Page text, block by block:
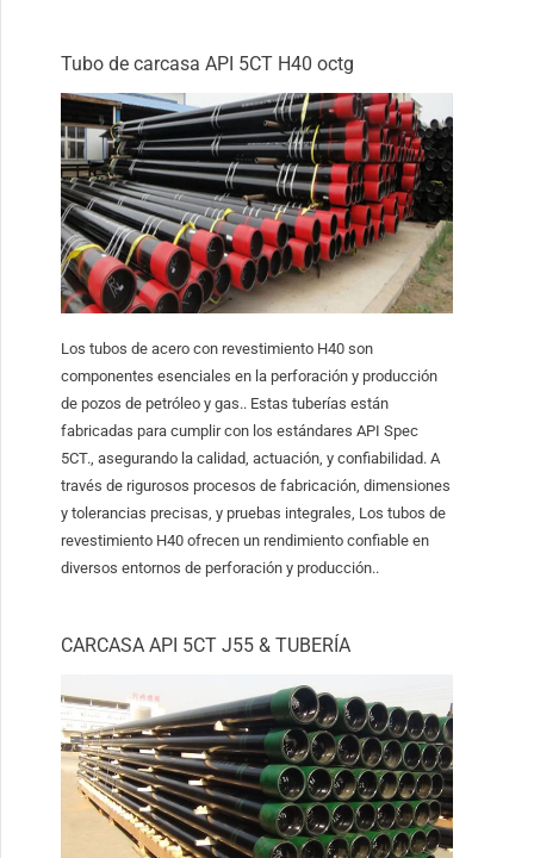
Tubo de carcasa API 5CT H40 octg
Los tubos de acero con revestimiento H40 son
componentes esenciales en la perforación y producción
de pozos de petróleo y gas.. Estas tuberías están
fabricadas para cumplir con los estándares API Spec
5CT., asegurando la calidad, actuación, y confiabilidad. A
través de rigurosos procesos de fabricación, dimensiones
y tolerancias precisas, y pruebas integrales, Los tubos de
revestimiento H40 ofrecen un rendimiento confiable en
diversos entornos de perforación y producción..
CARCASA API 5CT J55 & TUBERÍA